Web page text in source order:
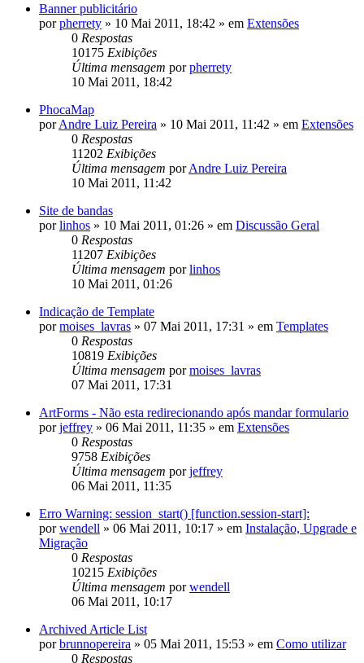
Banner publicitário
porpherrety » 10 Mai 2011, 18:42 » em Extensões
0 Respostas
10175 Exibições
Última mensagem porpherrety
10 Mai 2011, 18:42
PhocaMap
porAndre Luiz Pereira » 10 Mai 2011, 11:42 » em Extensões
0 Respostas
11202 Exibições
Última mensagem porAndre Luiz Pereira
10 Mai 2011, 11:42
Site de bandas
porlinhos » 10 Mai 2011, 01:26 » em Discussão Geral
0 Respostas
11207 Exibições
Última mensagem porlinhos
10 Mai 2011, 01:26
Indicação de Template
pormoises_lavras » 07 Mai 2011, 17:31 » em Templates
0 Respostas
10819 Exibições
Última mensagem pormoises_lavras
07 Mai 2011, 17:31
ArtForms - Não esta redirecionando após mandar formulario
porjeffrey » 06 Mai 2011, 11:35 » em Extensões
0 Respostas
9758 Exibições
Última mensagem porjeffrey
06 Mai 2011, 11:35
Erro Warning: session_start() [function.session-start]:
porwendell » 06 Mai 2011, 10:17 » em Instalação, Upgrade e
Migração
0 Respostas
10215 Exibições
Última mensagem porwendell
06 Mai 2011, 10:17
Archived Article List
porbrunnopereira » 05 Mai 2011, 15:53 » em Como utilizar
0 Respostas